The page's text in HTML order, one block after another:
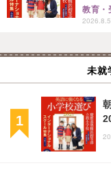
教育・
未就